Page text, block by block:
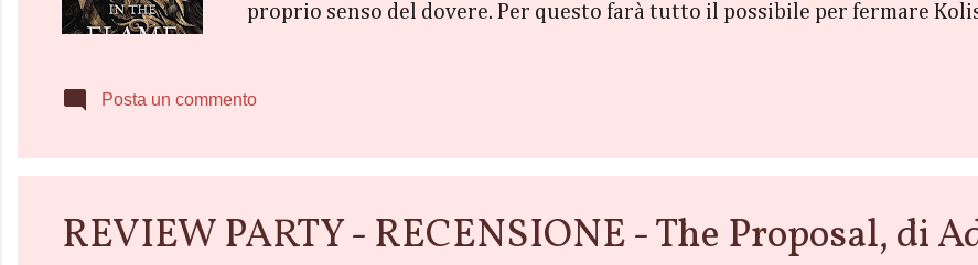
proprio senso del dovere. Per questo farà tutto il possibile per fermare
accendersi tra loro. In più, Sera non può permettersi di innamorarsi del
Posta un commento
REVIEW PARTY - RECENSIONE - The Proposal, di